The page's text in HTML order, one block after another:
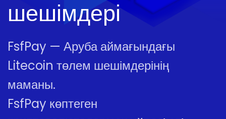
шешімдері
FsfPay — Аруба аймағындағы
Litecoin төлем шешімдерінің
маманы.
FsfPay көптеген